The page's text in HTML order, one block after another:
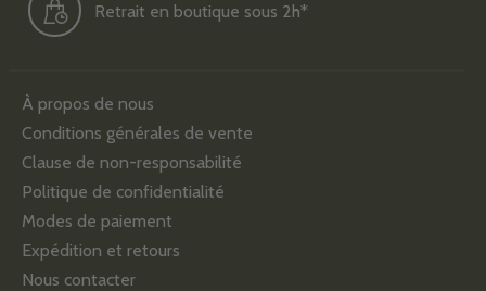
Retrait en boutique sous 2h*
À propos de nous
Conditions générales de vente
Clause de non-responsabilité
Politique de confidentialité
Modes de paiement
Expédition et retours
Nous contacter